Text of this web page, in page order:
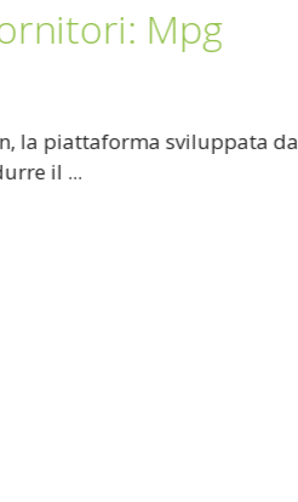
di
ACN QC2 per aziende e
...